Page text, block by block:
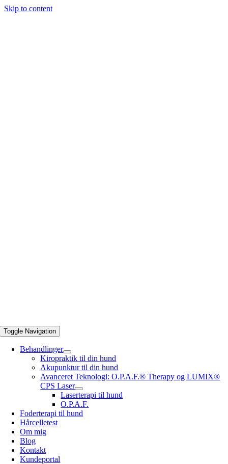
Skip to content
Toggle Navigation
Behandlinger
Kiropraktik til din hund
Akupunktur til din hund
Avanceret Teknologi: O.P.A.F.® Therapy og LUMIX®
CPS Laser
Laserterapi til hund
O.P.A.F.
Foderterapi til hund
Hårcelletest
Om mig
Blog
Kontakt
Kundeportal